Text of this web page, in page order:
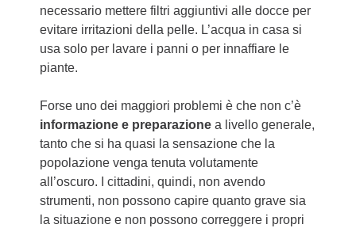
necessario mettere filtri aggiuntivi alle docce per
evitare irritazioni della pelle. L’acqua in casa si
usa solo per lavare i panni o per innaffiare le
piante.
Forse uno dei maggiori problemi è che non c’è
informazione e preparazione a livello generale,
tanto che si ha quasi la sensazione che la
popolazione venga tenuta volutamente
all’oscuro. I cittadini, quindi, non avendo
strumenti, non possono capire quanto grave sia
la situazione e non possono correggere i propri